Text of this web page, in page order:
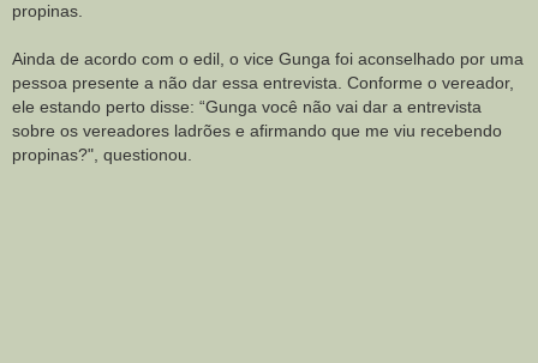
propinas.
Ainda de acordo com o edil, o vice Gunga foi aconselhado por uma
pessoa presente a não dar essa entrevista. Conforme o vereador,
ele estando perto disse: “Gunga você não vai dar a entrevista
sobre os vereadores ladrões e afirmando que me viu recebendo
propinas?", questionou.